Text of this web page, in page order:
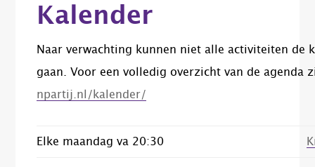
Kalender
Naar verwachting kunnen niet alle activiteiten de
gaan. Voor een volledig overzicht van de agenda
npartij.nl/kalender/
Elke maandag va 20:30